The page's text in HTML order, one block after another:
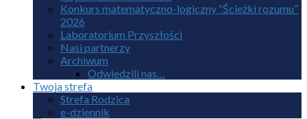
Konkurs matematyczno-logiczny “Ścieżki rozumu”
2026
Laboratorium Przyszłości
Nasi partnerzy
Archiwum
Odwiedzili nas…
Twoja strefa
Strefa Rodzica
e-dziennik